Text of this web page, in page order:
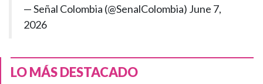
— Señal Colombia (@SenalColombia) June 7,
2026
LO MÁS DESTACADO